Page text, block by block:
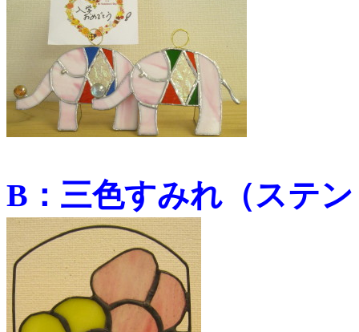
B：三色すみれ（ステ